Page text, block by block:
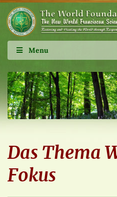
Menu
Das Thema
Fokus